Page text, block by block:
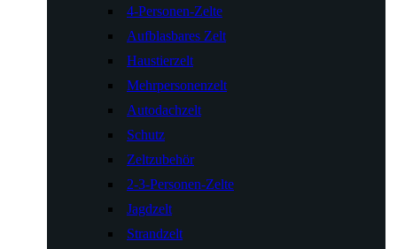
4-Personen-Zelte
Aufblasbares Zelt
Haustierzelt
Mehrpersonenzelt
Autodachzelt
Schutz
Zeltzubehör
2-3-Personen-Zelte
Jagdzelt
Strandzelt